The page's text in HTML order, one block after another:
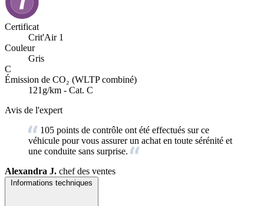
Certificat
Crit'Air 1
Couleur
Gris
C
Émission de CO₂ (WLTP combiné)
121g/km - Cat. C
Avis de l'expert
105 points de contrôle ont été effectués sur ce
véhicule pour vous assurer un achat en toute sérénité et
une conduite sans surprise.
Alexandra J. chef des ventes
Informations techniques